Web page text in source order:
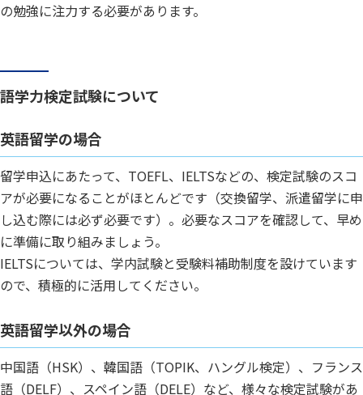
の勉強に注力する必要があります。
語学力検定試験について
英語留学の場合
留学申込にあたって、TOEFL、IELTSなどの、検定試験のスコ
アが必要になることがほとんどです（交換留学、派遣留学に申
し込む際には必ず必要です）。必要なスコアを確認して、早め
に準備に取り組みましょう。
IELTSについては、学内試験と受験料補助制度を設けています
ので、積極的に活用してください。
英語留学以外の場合
中国語（HSK）、韓国語（TOPIK、ハングル検定）、フランス
語（DELF）、スペイン語（DELE）など、様々な検定試験があ